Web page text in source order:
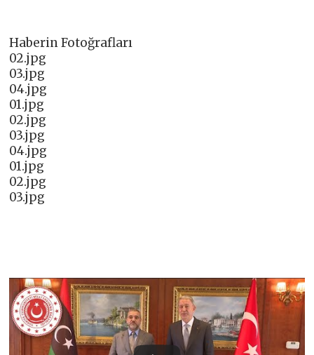
Haberin Fotoğrafları
02.jpg
03.jpg
04.jpg
01.jpg
02.jpg
03.jpg
04.jpg
01.jpg
02.jpg
03.jpg